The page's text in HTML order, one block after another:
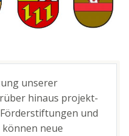
unserer
hinaus projekt-
und
neue